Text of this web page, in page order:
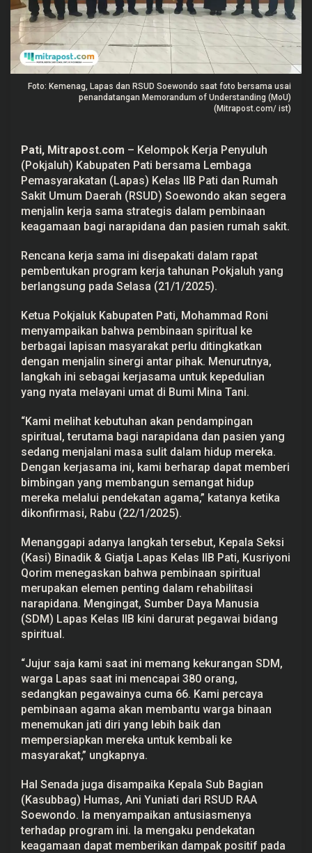
U
D
o
e
w
d
o
l
B
r
k
l
a
r
a
i
i
B
i
d
a
n
g
K
e
g
a
m
a
n
Foto: Kemenag, Lapas dan RSUD Soewondo saat foto bersama usai
penandatangan Memorandum of Understanding (MoU)
(Mitrapost.com/ ist)
Pati, Mitrapost.com – Kelompok Kerja Penyuluh
(Pokjaluh) Kabupaten Pati bersama Lembaga
Pemasyarakatan (Lapas) Kelas IIB Pati dan Rumah
Sakit Umum Daerah (RSUD) Soewondo akan segera
menjalin kerja sama strategis dalam pembinaan
keagamaan bagi narapidana dan pasien rumah sakit.
Rencana kerja sama ini disepakati dalam rapat
pembentukan program kerja tahunan Pokjaluh yang
berlangsung pada Selasa (21/1/2025).
Ketua Pokjaluk Kabupaten Pati, Mohammad Roni
menyampaikan bahwa pembinaan spiritual ke
berbagai lapisan masyarakat perlu ditingkatkan
dengan menjalin sinergi antar pihak. Menurutnya,
langkah ini sebagai kerjasama untuk kepedulian
yang nyata melayani umat di Bumi Mina Tani.
“Kami melihat kebutuhan akan pendampingan
spiritual, terutama bagi narapidana dan pasien yang
sedang menjalani masa sulit dalam hidup mereka.
Dengan kerjasama ini, kami berharap dapat memberi
bimbingan yang membangun semangat hidup
mereka melalui pendekatan agama,” katanya ketika
dikonfirmasi, Rabu (22/1/2025).
Menanggapi adanya langkah tersebut, Kepala Seksi
(Kasi) Binadik & Giatja Lapas Kelas IIB Pati, Kusriyoni
Qorim menegaskan bahwa pembinaan spiritual
merupakan elemen penting dalam rehabilitasi
narapidana. Mengingat, Sumber Daya Manusia
(SDM) Lapas Kelas IIB kini darurat pegawai bidang
spiritual.
“Jujur saja kami saat ini memang kekurangan SDM,
warga Lapas saat ini mencapai 380 orang,
sedangkan pegawainya cuma 66. Kami percaya
pembinaan agama akan membantu warga binaan
menemukan jati diri yang lebih baik dan
mempersiapkan mereka untuk kembali ke
masyarakat,” ungkapnya.
Hal Senada juga disampaika Kepala Sub Bagian
(Kasubbag) Humas, Ani Yuniati dari RSUD RAA
Soewondo. Ia menyampaikan antusiasmenya
terhadap program ini. Ia mengaku pendekatan
keagamaan dapat memberikan dampak positif pada